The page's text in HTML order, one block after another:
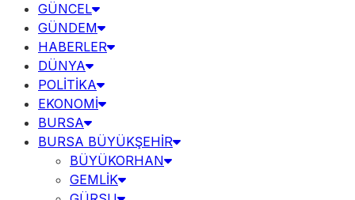
GÜNCEL
GÜNDEM
HABERLER
DÜNYA
POLİTİKA
EKONOMİ
BURSA
BURSA BÜYÜKŞEHİR
BÜYÜKORHAN
GEMLİK